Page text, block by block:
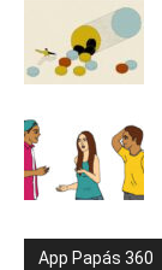
App Papás 360